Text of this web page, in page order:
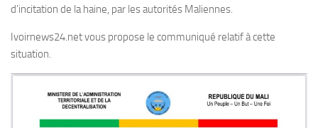
d’incitation de la haine, par les autorités Maliennes.
Ivoirnews24.net vous propose le communiqué relatif à cette
situation.